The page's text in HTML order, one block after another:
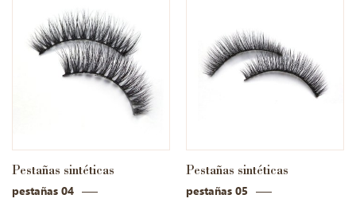
Pestañas sintéticas
pestañas 04
Pestañas sintéticas
pestañas 05